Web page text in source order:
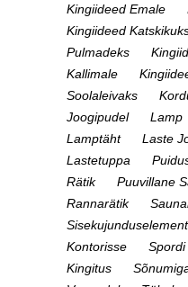
Kingiideed Emale
Kingiideed
Pulmadeks
Kallimale
Soolaleivaks
Joogipudel
Lamp
Lamptäht
Laste
Lastetuppa
Rätik
Puuvillane
Rannarätik
Sisekujunduselement
Kontorisse
Spordi
Kingitus